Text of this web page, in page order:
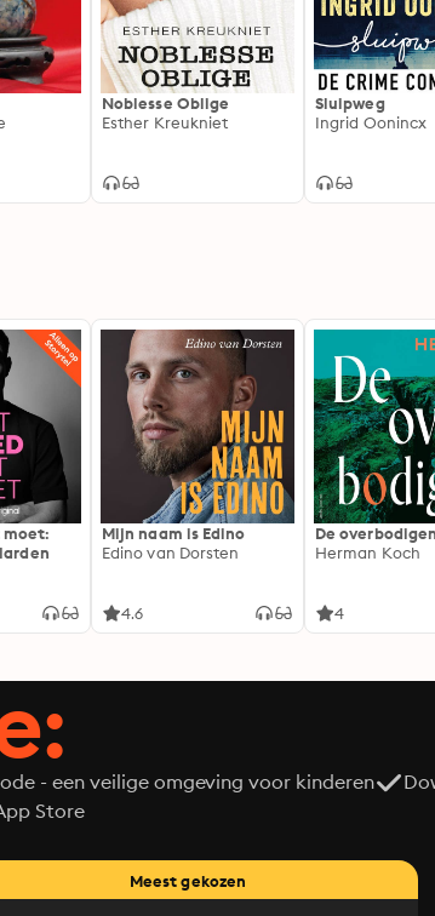
Noblesse Oblige
Esther Kreukniet
Sluipweg
Ingrid Oonincx
moet:
Mijn naam is Edino
Edino van Dorsten
4.6
De overbodigen
Herman Koch
4
- een veilige omgeving voor kinderen
Store
Meest gekozen